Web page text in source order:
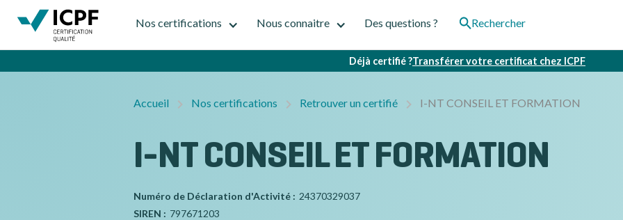
Nos certifications Nous connaitre Des questions ? Rechercher
Déjà certifié ?Transférer votre certificat chez ICPF
Accueil Nos certifications Retrouver un certifié I-NT CONSEIL ET FORMATION
I-NT CONSEIL ET FORMATION
Numéro de Déclaration d'Activité : 24370329037
SIREN : 797671203